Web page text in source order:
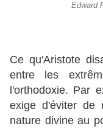
Edward
Ce qu'Aristote
entre les
l'orthodoxie. Par
exige d'éviter de
nature divine au